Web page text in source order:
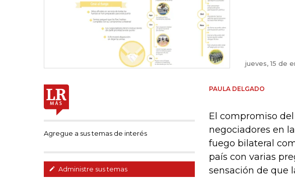
jueves, 15 de
Agregue a sus temas de interés
Administre sus temas
PAULA DELGADO
El compromiso
negociadores en
fuego bilateral
país con varias
sensación de que